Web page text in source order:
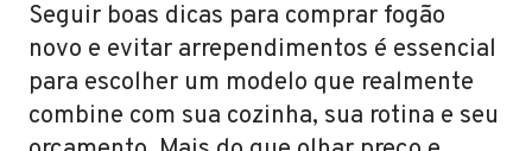
Seguir boas dicas para comprar fogão
novo e evitar arrependimentos é essencial
para escolher um modelo que realmente
combine com sua cozinha, sua rotina e seu